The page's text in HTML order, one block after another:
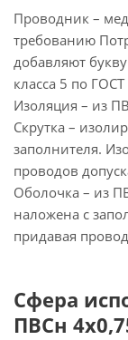
Проводник –
требованию
добавляют
класса 5 по
Изоляция – из
Скрутка –
заполнителя.
проводов
Оболочка – из
наложена с
придавая
Сфера
ПВСн